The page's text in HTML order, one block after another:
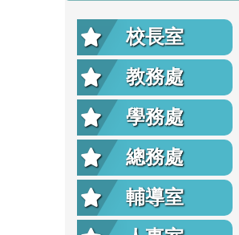
校長室
教務處
學務處
總務處
輔導室